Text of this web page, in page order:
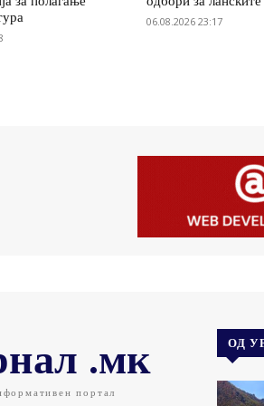
06.08.2026 23:17
.мк
портал
ОД